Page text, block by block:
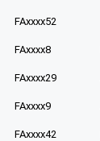
FAxxxx52
FAxxxx8
FAxxxx29
FAxxxx9
FAxxxx42